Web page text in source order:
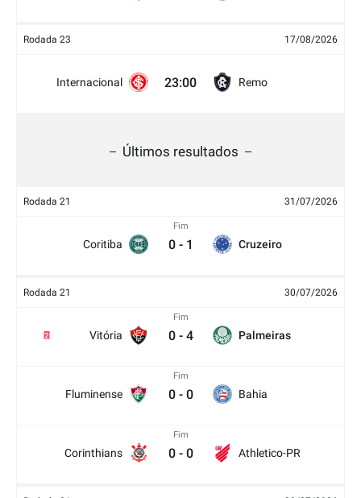
Rodada 23 17/08/2026
Internacional 23:00 Remo
Últimos resultados
Rodada 21 31/07/2026
Coritiba
Fim
0 - 1 Cruzeiro
Rodada 21 30/07/2026
Vitória
2
Fim
0 - 4 Palmeiras
Fluminense
Fim
0 - 0 Bahia
Corinthians
Fim
0 - 0 Athletico-PR